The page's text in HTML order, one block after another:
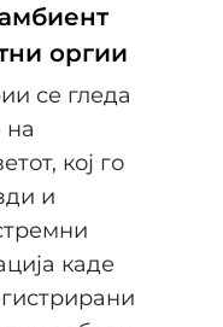
оргии
се гледа
на
кој го
и
каде